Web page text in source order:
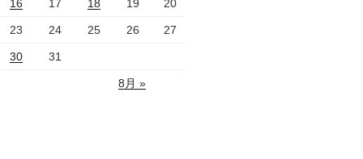
16 17 18 19 20
23 24 25 26 27
30 31
8月 »